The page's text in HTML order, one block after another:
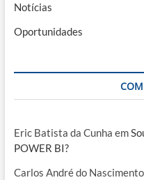
Notícias
Oportunidades
Eric Batista da Cunha em
POWER BI?
Carlos André do Nascimento